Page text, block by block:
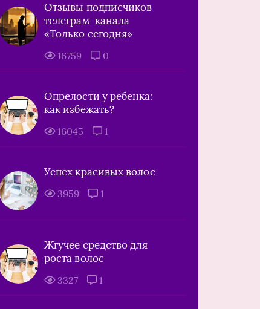
Отзывы подписчиков
телеграм-канала
«Только сегодня»
16759 0
Опрелости у ребенка:
как избежать?
16045 1
Успех красивых волос
3959 1
Жгучее средство для
роста волос
3327 1